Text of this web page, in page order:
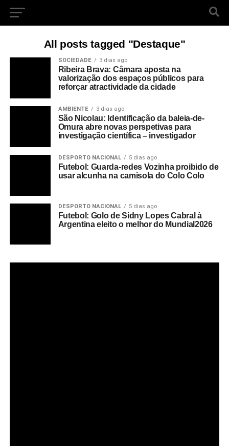
All posts tagged "Destaque"
SOCIEDADE 3 dias ago
Ribeira Brava: Câmara aposta na
valorização dos espaços públicos para
reforçar atractividade da cidade
AMBIENTE 3 dias ago
São Nicolau: Identificação da baleia-de-
Omura abre novas perspetivas para
investigação científica – investigador
DESPORTO NACIONAL 5 dias ago
Futebol: Guarda-redes Vozinha proibido de
usar alcunha na camisola do Colo Colo
DESPORTO NACIONAL 5 dias ago
Futebol: Golo de Sidny Lopes Cabral à
Argentina eleito o melhor do Mundial2026